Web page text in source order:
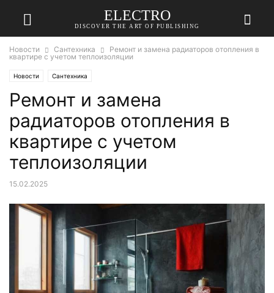
ELECTRO
DISCOVER THE ART OF PUBLISHING
Новости Сантехника
Ремонт и замена радиаторов отопления в
квартире с учетом теплоизоляции
Новости Сантехника
Ремонт и замена
радиаторов отопления в
квартире с учетом
теплоизоляции
15.02.2025